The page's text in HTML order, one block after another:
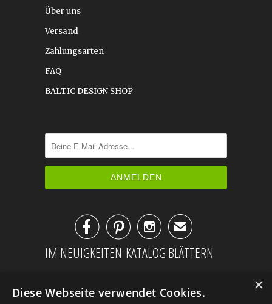
Über uns
Versand
Zahlungsarten
FAQ
BALTIC DESIGN SHOP
✉
IM NEUIGKEITEN-KATALOG BLÄTTERN
×
Diese Webseite verwendet Cookies.